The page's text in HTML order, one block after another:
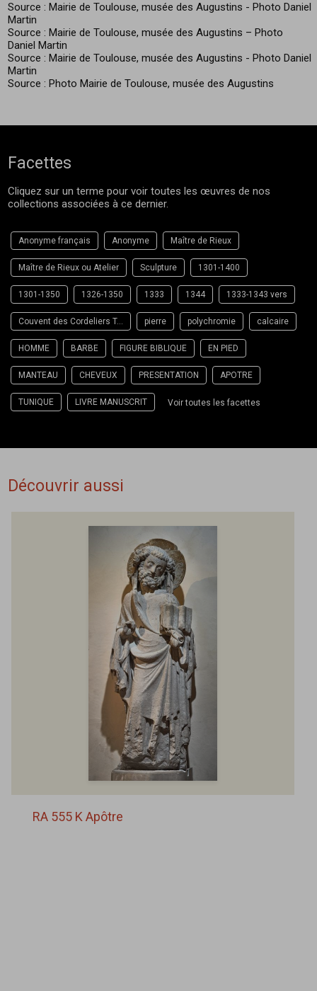
Source : Mairie de Toulouse, musée des Augustins - Photo Daniel
Martin
Source : Mairie de Toulouse, musée des Augustins – Photo
Daniel Martin
Source : Mairie de Toulouse, musée des Augustins - Photo Daniel
Martin
Source : Photo Mairie de Toulouse, musée des Augustins
Facettes
Cliquez sur un terme pour voir toutes les œuvres de nos
collections associées à ce dernier.
Anonyme français Anonyme Maître de Rieux
Maître de Rieux ou Atelier Sculpture 1301-1400
1301-1350 1326-1350 1333 1344 1333-1343 vers
Couvent des Cordeliers Toulouse pierre polychromie calcaire
HOMME BARBE FIGURE BIBLIQUE EN PIED
MANTEAU CHEVEUX PRESENTATION APOTRE
TUNIQUE LIVRE MANUSCRIT Voir toutes les facettes
Découvrir aussi
RA 555 K Apôtre